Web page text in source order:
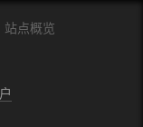
站点概览